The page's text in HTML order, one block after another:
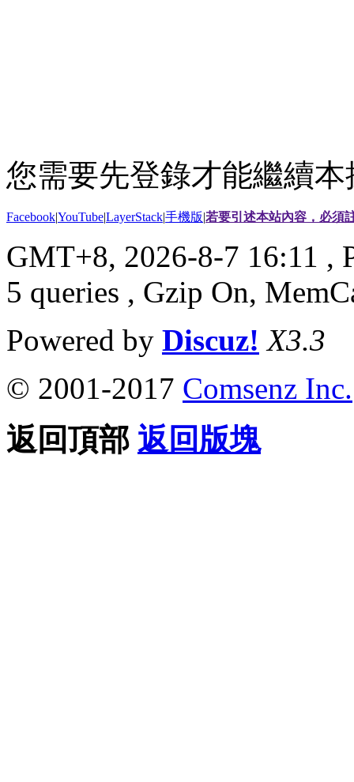
您需要先登錄才能繼續本
Facebook|YouTube|LayerStack|手機版|若要引述本站內容，必須
GMT+8, 2026-8-7 16:11 ,
5 queries , Gzip On,
Powered by Discuz! X3.3
© 2001-2017 Comsenz Inc.
返回頂部 返回版塊